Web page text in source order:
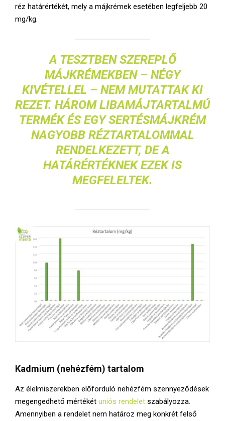
réz határértékét, mely a májkrémek esetében legfeljebb 20
mg/kg.
A TESZTBEN SZEREPLŐ
MÁJKRÉMEKBEN – NÉGY
KIVÉTELLEL – NEM MUTATTAK KI
REZET. HÁROM LIBAMÁJTARTALMÚ
TERMÉK ÉS EGY SERTÉSMÁJKRÉM
NAGYOBB RÉZTARTALOMMAL
RENDELKEZETT, DE A
HATÁRÉRTÉKNEK EZEK IS
MEGFELELTEK.
Kadmium (nehézfém) tartalom
Az élelmiszerekben előforduló nehézfém szennyeződések
megengedhető mértékét uniós rendelet szabályozza.
Amennyiben a rendelet nem határoz meg konkrét felső